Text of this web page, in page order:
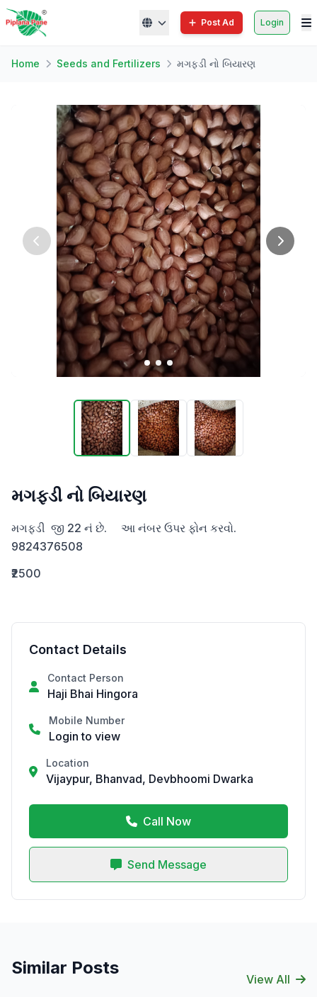
Post Ad Login
Home Seeds and Fertilizers મગફડી નો બિયારણ
મગફડી નો બિયારણ
મગફડી  જી 22 નં છે.     આ નંબર ઉપર ફોન કરવો.
9824376508
₹2500
Contact Details
Contact Person
Haji Bhai Hingora
Mobile Number
Login to view
Location
Vijaypur, Bhanvad, Devbhoomi Dwarka
Call Now
Send Message
Similar Posts
View All